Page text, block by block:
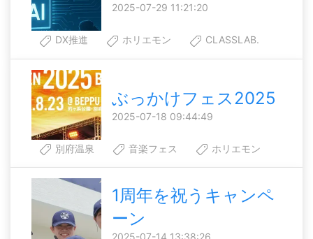
2025-07-29 11:21:20
DX推進 ホリエモン CLASSLAB.
ぶっかけフェス2025
2025-07-18 09:44:49
別府温泉 音楽フェス ホリエモン
1周年を祝うキャンペ
ーン
2025-07-14 13:38:26